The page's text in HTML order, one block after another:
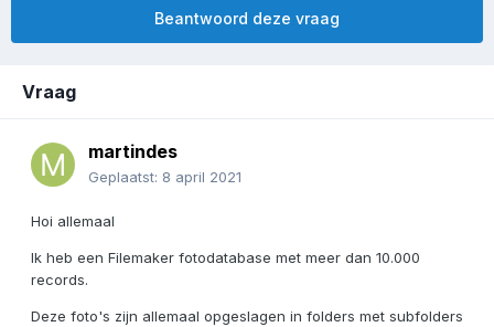
Beantwoord deze vraag
Vraag
martindes
Geplaatst: 8 april 2021
Hoi allemaal
Ik heb een Filemaker fotodatabase met meer dan 10.000
records.
Deze foto's zijn allemaal opgeslagen in folders met subfolders